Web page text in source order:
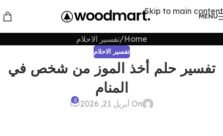
Skip to main content
MENU
Home تفسير الاحلام
تفسير الاحلام
تفسير حلم أخذ الموز من شخص في
المنام
On أبريل 21, 2026 0